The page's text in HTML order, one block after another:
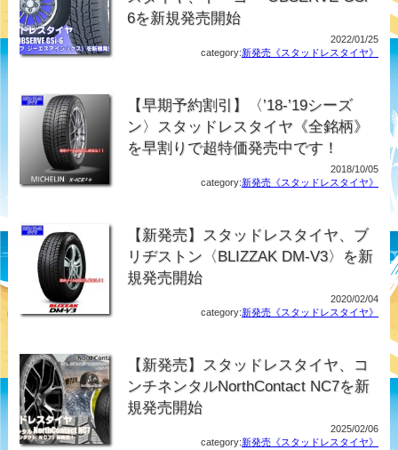
6を新規発売開始
2022/01/25
category:新発売《スタッドレスタイヤ》
【早期予約割引】〈’18-’19シーズ
ン〉スタッドレスタイヤ《全銘柄》
を早割りで超特価発売中です！
2018/10/05
category:新発売《スタッドレスタイヤ》
【新発売】スタッドレスタイヤ、ブ
リヂストン〈BLIZZAK DM-V3〉を新
規発売開始
2020/02/04
category:新発売《スタッドレスタイヤ》
【新発売】スタッドレスタイヤ、コ
ンチネンタルNorthContact NC7を新
規発売開始
2025/02/06
category:新発売《スタッドレスタイヤ》